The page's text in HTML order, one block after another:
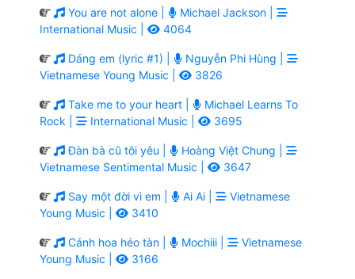
You are not alone |
Michael Jackson |
International Music |
4064
Dáng em (lyric #1) |
Nguyễn Phi Hùng |
Vietnamese Young Music |
3826
Take me to your heart |
Michael Learns To
Rock |
International Music | 3695
Đàn bà cũ tôi yêu |
Hoàng Việt Chung |
Vietnamese Sentimental Music |
3647
Say một đời vì em | Ai Ai |
Vietnamese
Young Music |
3410
Cánh hoa héo tàn | Mochiii |
Vietnamese
Young Music |
3166